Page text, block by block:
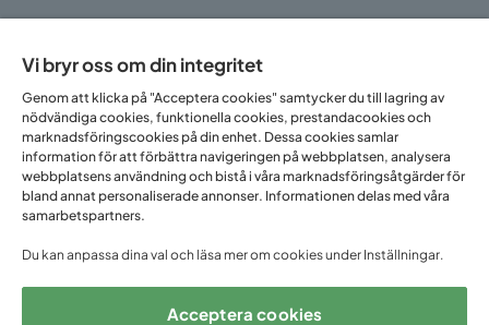
Vi finns i flera länder
Vi bryr oss om din integritet
Genom att klicka på "Acceptera cookies" samtycker du till lagring av
nödvändiga cookies, funktionella cookies, prestandacookies och
marknadsföringscookies på din enhet. Dessa cookies samlar
information för att förbättra navigeringen på webbplatsen, analysera
webbplatsens användning och bistå i våra marknadsföringsåtgärder för
bland annat personaliserade annonser. Informationen delas med våra
samarbetspartners.
Du kan anpassa dina val och läsa mer om cookies under Inställningar.
Acceptera cookies